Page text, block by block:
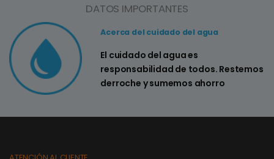
DATOS IMPORTANTES
Acerca del cuidado del agua
El cuidado del agua es
responsabilidad de todos. Restemos
derroche y sumemos ahorro